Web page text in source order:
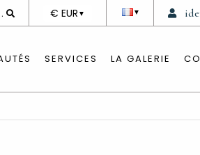
▼
DEVISE
€ EUR ▼
SERVICES LA GALERIE